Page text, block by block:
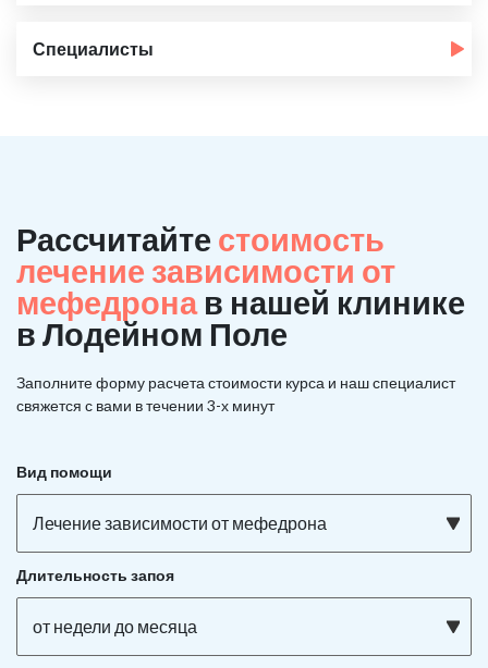
Специалисты
Рассчитайте стоимость
лечение зависимости от
мефедрона в нашей клинике
в Лодейном Поле
Заполните форму расчета стоимости курса и наш специалист
свяжется с вами в течении 3-х минут
Вид помощи
Лечение зависимости от мефедрона
Длительность запоя
от недели до месяца